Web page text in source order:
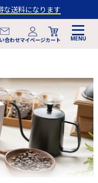
な送料になります
合わせマイページカート